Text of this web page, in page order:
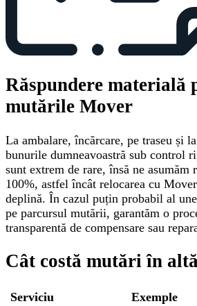
Răspundere materială
mutările Mover
La ambalare, încărcare, pe traseu și
bunurile dumneavoastră sub control
sunt extrem de rare, însă ne asumăm
100%, astfel încât relocarea cu
deplină. În cazul puțin probabil al
pe parcursul mutării, garantăm o
transparentă de compensare sau
Cât costă mutări în
Serviciu Exemple